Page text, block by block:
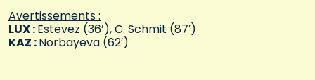
Avertissements :
LUX :Estevez (36’), C. Schmit (87′)
KAZ :Norbayeva (62′)